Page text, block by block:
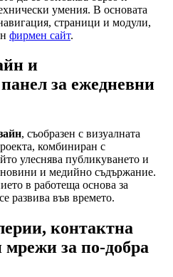
умения. В основата
страници и модули,
фирмен сайт.
и
за ежедневни
, съобразен с визуалната
комбиниран с
улеснява публикуването и
и медийно съдържание.
в работеща основа за
развива във времето.
контактна
за по-добра